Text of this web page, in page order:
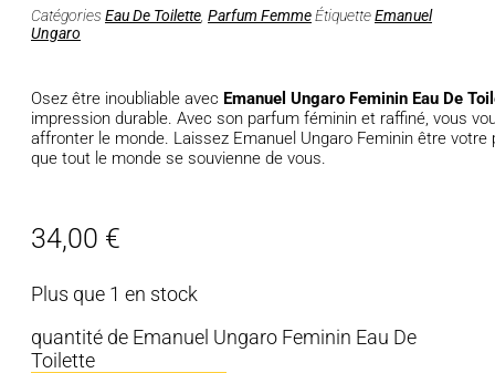
CatégoriesEau De Toilette Parfum FemmeÉtiquetteEmanuel
Ungaro
Osez être inoubliable avec Emanuel Ungaro Feminin Eau De
impression durable. Avec son parfum féminin et raffiné, vous
affronter le monde. Laissez Emanuel Ungaro Feminin être
que tout le monde se souvienne de vous.
34,00 €
Plus que 1 en stock
quantité de Emanuel Ungaro Feminin Eau De
Toilette